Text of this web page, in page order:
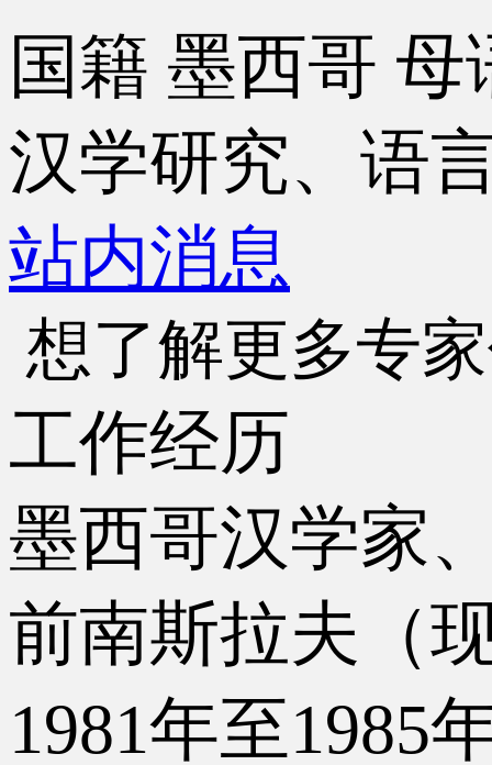
国籍 墨西哥 母
汉学研究、语
站内消息
想了解更多专
工作经历
墨西哥汉学家
前南斯拉夫（
1981年至1985